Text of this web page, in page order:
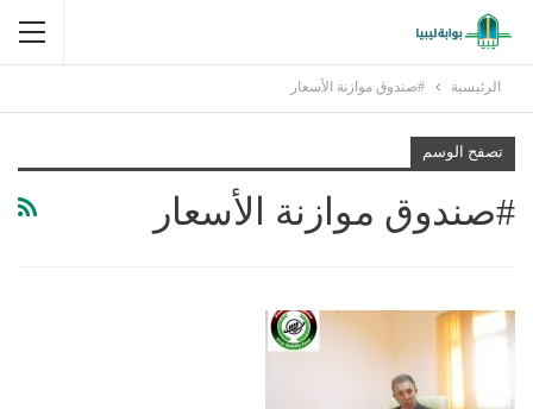
الرئيسية #صندوق موازنة الأسعار
تصفح الوسم
#صندوق موازنة الأسعار